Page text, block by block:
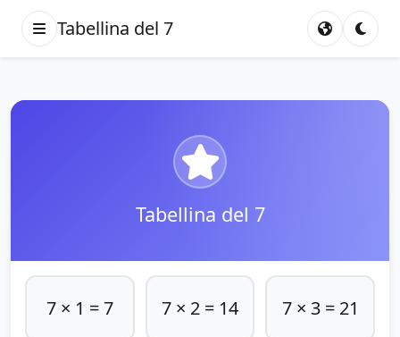
Tabellina del 7
Tabellina del 7
7 × 1 = 7 7 × 2 = 14 7 × 3 = 21